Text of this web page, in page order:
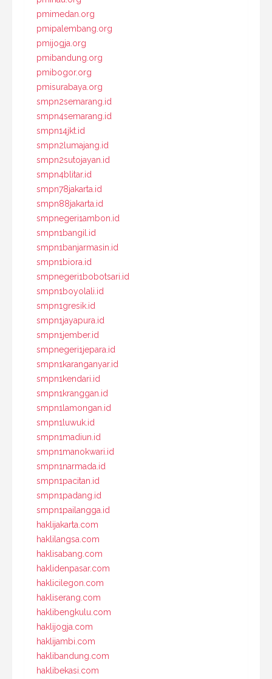
pmimedan.org
pmipalembang.org
pmijogja.org
pmibandung.org
pmibogor.org
pmisurabaya.org
smpn2semarang.id
smpn4semarang.id
smpn14jkt.id
smpn2lumajang.id
smpn2sutojayan.id
smpn4blitar.id
smpn78jakarta.id
smpn88jakarta.id
smpnegeri1ambon.id
smpn1bangil.id
smpn1banjarmasin.id
smpn1biora.id
smpnegeri1bobotsari.id
smpn1boyolali.id
smpn1gresik.id
smpn1jayapura.id
smpn1jember.id
smpnegeri1jepara.id
smpn1karanganyar.id
smpn1kendari.id
smpn1kranggan.id
smpn1lamongan.id
smpn1luwuk.id
smpn1madiun.id
smpn1manokwari.id
smpn1narmada.id
smpn1pacitan.id
smpn1padang.id
smpn1pailangga.id
haklijakarta.com
haklilangsa.com
haklisabang.com
haklidenpasar.com
haklicilegon.com
hakliserang.com
haklibengkulu.com
haklijogja.com
haklijambi.com
haklibandung.com
haklibekasi.com